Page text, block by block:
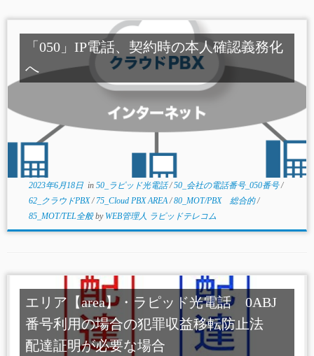
「050」IP電話、契約時の本人確認義務化
へ
2023年6月18日in 50_ラピッド光電話/50_会社の電話番号_050番号/
62_クラウドPBX/ 75_Cloud PBX AREA/80_MOT/PBX 総合的/
85_MOT/TEL全般by WEB管理人 ラピッドテレコム
エリア【area】・ラピッド光電話 0ABJ
番号利用の場合の犯罪収益移転防止法
配達証明が必要な場合